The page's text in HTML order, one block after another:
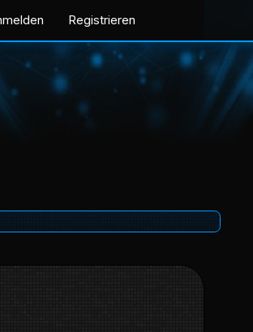
Registrieren